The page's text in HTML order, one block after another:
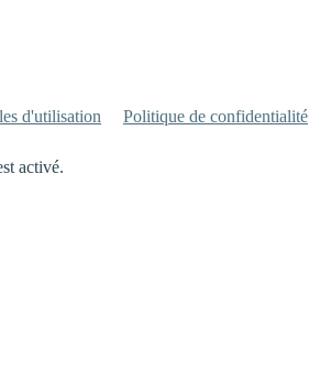
d'utilisation Politique de confidentialité
activé.